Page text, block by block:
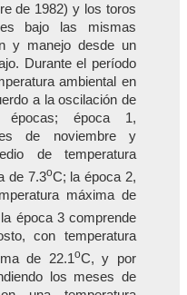
de 1982) y los toros
bajo las mismas
y manejo desde un
Durante el período
ambiental en
a la oscilación de
época 1,
de noviembre y
de temperatura
de 7.3oC; la época 2,
máxima de
época 3 comprende
con temperatura
de 22.1oC, y por
los meses de